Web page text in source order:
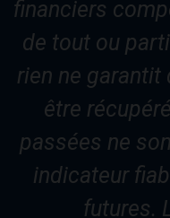
financiers
de tout ou
rien ne garantit
être
passées ne
indicateur
futures.